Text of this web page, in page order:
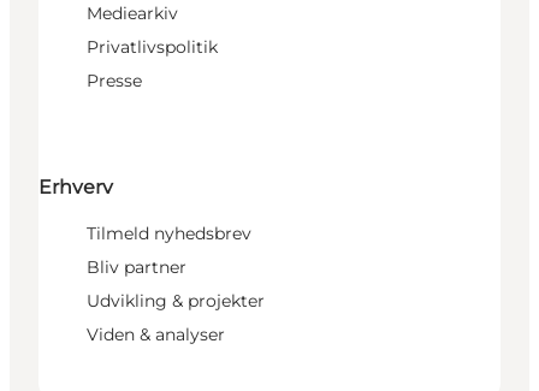
Mediearkiv
Privatlivspolitik
Presse
Erhverv
Tilmeld nyhedsbrev
Bliv partner
Udvikling & projekter
Viden & analyser